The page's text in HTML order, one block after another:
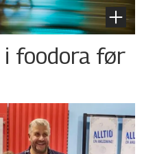
foodora før